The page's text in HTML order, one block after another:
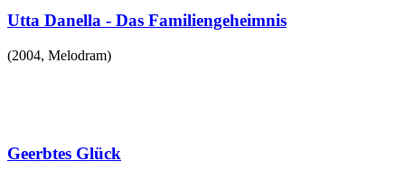
Utta Danella - Das Familiengeheimnis
(2004, Melodram)
Geerbtes Glück